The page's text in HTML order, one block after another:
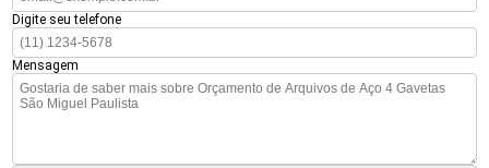
Digite seu telefone
Mensagem